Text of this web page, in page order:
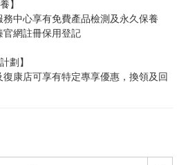
】
中心享有免費產品檢測及永久保養
網註冊保用登記
劃】
康店可享有特定專享優惠，換領及回